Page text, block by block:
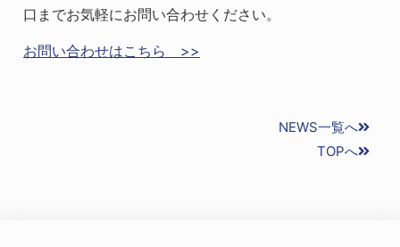
口までお気軽にお問い合わせください。
お問い合わせはこちら >>
NEWS一覧へ
TOPへ